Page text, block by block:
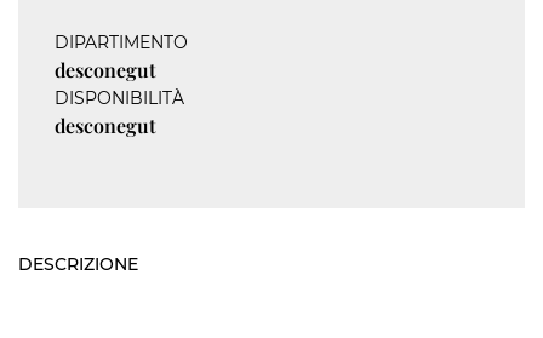
DIPARTIMENTO
desconegut
DISPONIBILITÀ
desconegut
DESCRIZIONE